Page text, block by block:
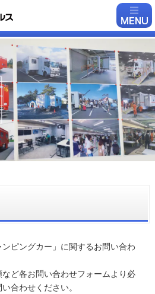
ンピングカー」に関するお問い合わ
ど各お問い合わせフォームより必
合わせください。